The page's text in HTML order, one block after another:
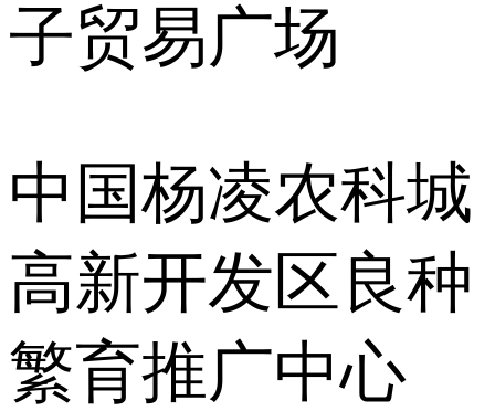
子贸易广场
中国杨凌农科城
高新开发区良种
繁育推广中心